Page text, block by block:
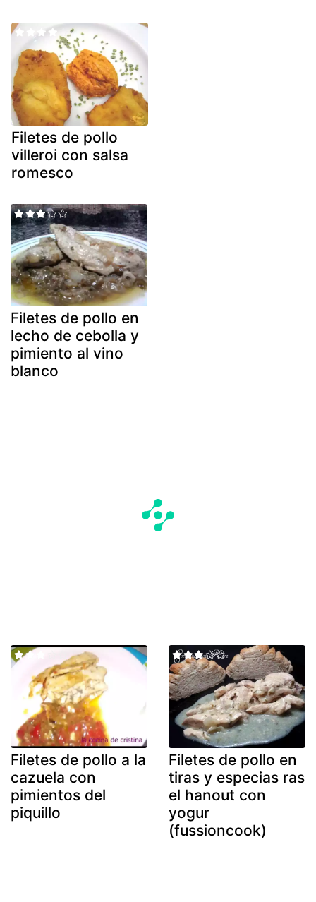
Filetes de pollo
villeroi con salsa
romesco
Filetes de pollo en
lecho de cebolla y
pimiento al vino
blanco
Filetes de pollo a la
cazuela con
pimientos del
piquillo
Filetes de pollo en
tiras y especias ras
el hanout con
yogur
(fussioncook)